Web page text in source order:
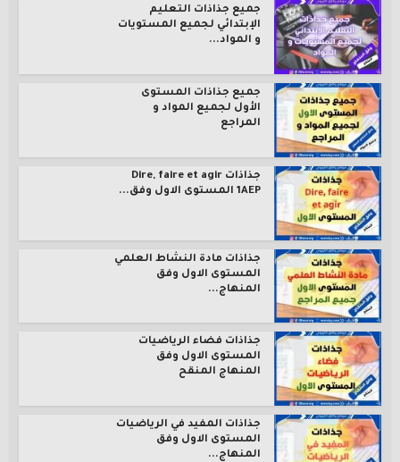
جميع جذاذات التعليم
الإبتدائي لجميع المستويات
و المواد...
جميع جذاذات المستوى
الأول لجميع المواد و
المراجع
جذاذات Dire, faire et agir
1AEP المستوى الاول وفق...
جذاذات مادة النشاط العلمي
المستوى الاول وفق
المنهاج...
جذاذات فضاء الرياضيات
المستوى الاول وفق
المنهاج المنقح
جذاذات المفيد في الرياضيات
المستوى الاول وفق
المنهاج...